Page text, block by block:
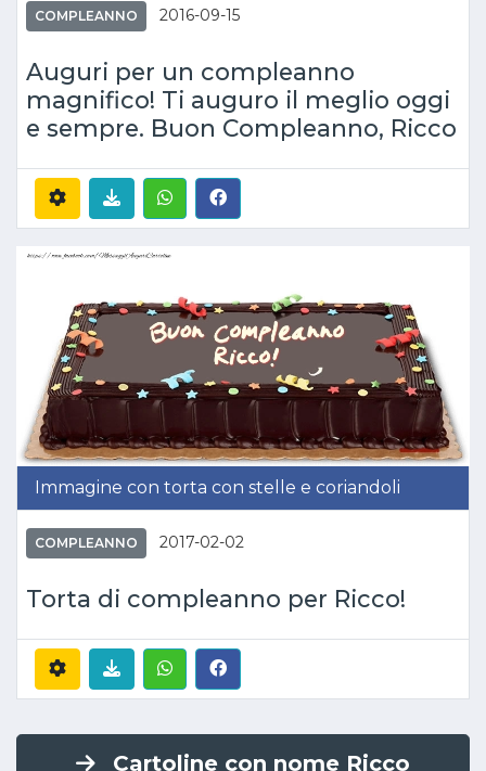
COMPLEANNO 2016-09-15
Auguri per un compleanno
magnifico! Ti auguro il meglio oggi
e sempre. Buon Compleanno, Ricco
Immagine con torta con stelle e coriandoli
COMPLEANNO 2017-02-02
Torta di compleanno per Ricco!
Cartoline con nome Ricco